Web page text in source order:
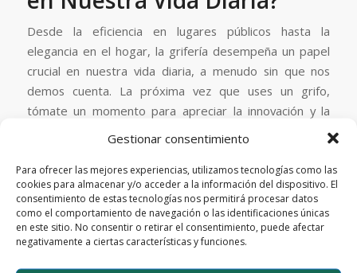
Gestionar consentimiento
Para ofrecer las mejores experiencias, utilizamos tecnologías como las
cookies para almacenar y/o acceder a la información del dispositivo. El
consentimiento de estas tecnologías nos permitirá procesar datos
como el comportamiento de navegación o las identificaciones únicas
en este sitio. No consentir o retirar el consentimiento, puede afectar
negativamente a ciertas características y funciones.
Desde la eficiencia en lugares públicos hasta la
elegancia en el hogar, la grifería desempeña un papel
crucial en nuestra vida diaria, a menudo sin que nos
demos cuenta. La próxima vez que uses un grifo,
tómate un momento para apreciar la innovación y la
atención al detalle que hay detrás de este elemento
En Flow Barcelona, nos apasiona la calidad. Nos
enorgullecemos de ofrecerte productos con el
distintivo de calidad española. Si te encanta este
artículo, te invitamos a explorar nuestra amplia